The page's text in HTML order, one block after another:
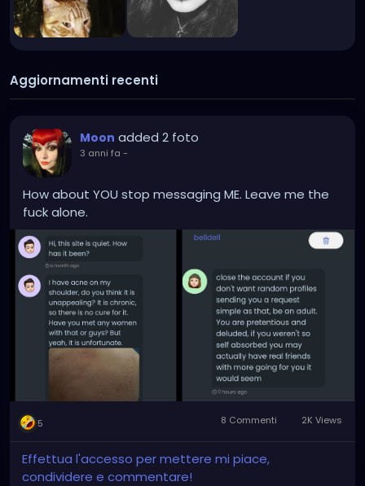
Aggiornamenti recenti
Moon added 2 foto
3 anni fa -
How about YOU stop messaging ME. Leave me the
fuck alone.
5 8 Commenti 2K Views
Effettua l'accesso per mettere mi piace,
condividere e commentare!